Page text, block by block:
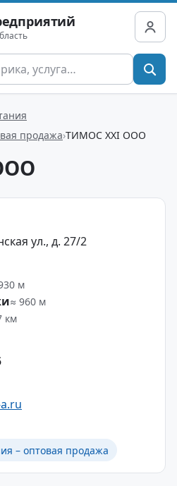
продажа ТИМОС XXI ООО
ул., д. 27/2
м
≈ 960 м
км
– оптовая продажа